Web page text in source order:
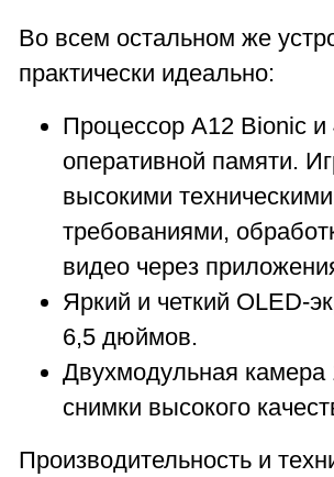
Во всем остальном же
практически идеально:
Процессор A12 Bionic и
оперативной памяти.
высокими техническими
требованиями,
видео через
Яркий и четкий OLED-
6,5 дюймов.
Двухмодульная
снимки высокого
Производительность и